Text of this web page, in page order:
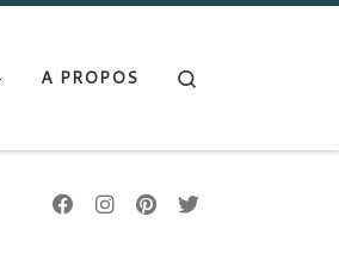
A PROPOS